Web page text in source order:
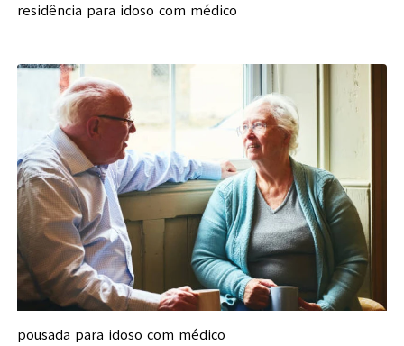
residência para idoso com médico
pousada para idoso com médico